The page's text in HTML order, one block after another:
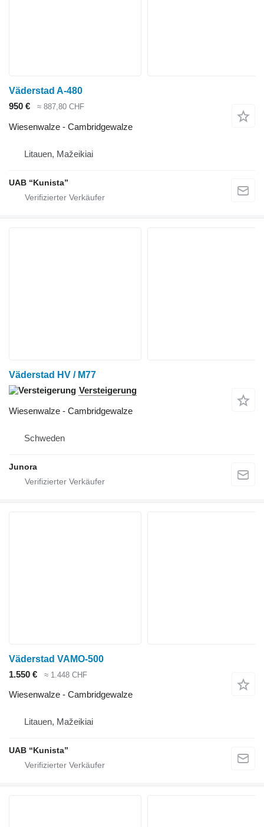
Väderstad A-480
950 €
≈ 887,80 CHF
Wiesenwalze - Cambridgewalze
Litauen, Mažeikiai
UAB “Kunista”
Väderstad HV / M77
Versteigerung
Wiesenwalze - Cambridgewalze
Schweden
Junora
Väderstad VAMO-500
1.550 €
≈ 1.448 CHF
Wiesenwalze - Cambridgewalze
Litauen, Mažeikiai
UAB “Kunista”